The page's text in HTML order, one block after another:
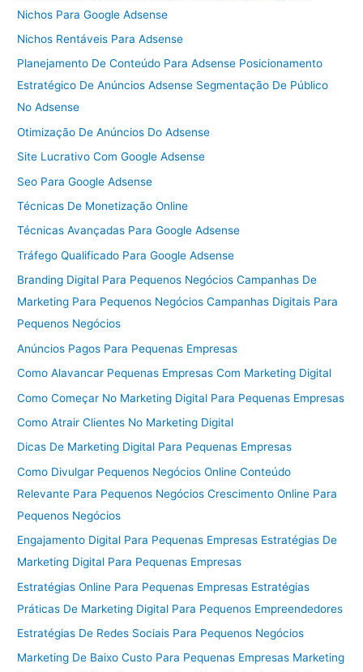
Nichos Para Google Adsense
Nichos Rentáveis Para Adsense
Planejamento De Conteúdo Para Adsense Posicionamento
Estratégico De Anúncios Adsense Segmentação De Público
No Adsense
Otimização De Anúncios Do Adsense
Site Lucrativo Com Google Adsense
Seo Para Google Adsense
Técnicas De Monetização Online
Técnicas Avançadas Para Google Adsense
Tráfego Qualificado Para Google Adsense
Branding Digital Para Pequenos Negócios Campanhas De
Marketing Para Pequenos Negócios Campanhas Digitais Para
Pequenos Negócios
Anúncios Pagos Para Pequenas Empresas
Como Alavancar Pequenas Empresas Com Marketing Digital
Como Começar No Marketing Digital Para Pequenas Empresas
Como Atrair Clientes No Marketing Digital
Dicas De Marketing Digital Para Pequenas Empresas
Como Divulgar Pequenos Negócios Online Conteúdo
Relevante Para Pequenos Negócios Crescimento Online Para
Pequenos Negócios
Engajamento Digital Para Pequenas Empresas Estratégias De
Marketing Digital Para Pequenas Empresas
Estratégias Online Para Pequenas Empresas Estratégias
Práticas De Marketing Digital Para Pequenos Empreendedores
Estratégias De Redes Sociais Para Pequenos Negócios
Marketing De Baixo Custo Para Pequenas Empresas Marketing